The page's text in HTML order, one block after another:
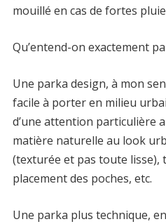
mouillé en cas de fortes
Qu’entend-on exactement
Une parka design, à mon
facile à porter en milieu
d’une attention particulière
matière naturelle au look
(texturée et pas toute lisse),
placement des poches, etc.
Une parka plus technique,